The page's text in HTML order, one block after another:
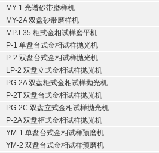
MY-1 光谱砂带磨样机
MY-2A 双盘砂带磨样机
MPJ-35 柜式金相试样磨平机
P-1 单盘台式金相试样抛光机
P-2 双盘台式金相试样抛光机
LP-2 双盘立式金相试样抛光机
PG-2A 双盘柜式金相试样抛光机
P-2T 双盘台式金相试样抛光机
PG-2C 双盘立式金相试样抛光机
P-2A 双盘柜式金相试样抛光机
YM-1 单盘台式金相试样预磨机
YM-2 双盘台式金相试样预磨机